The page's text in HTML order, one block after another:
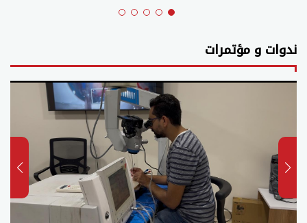
ندوات و مؤتمرات